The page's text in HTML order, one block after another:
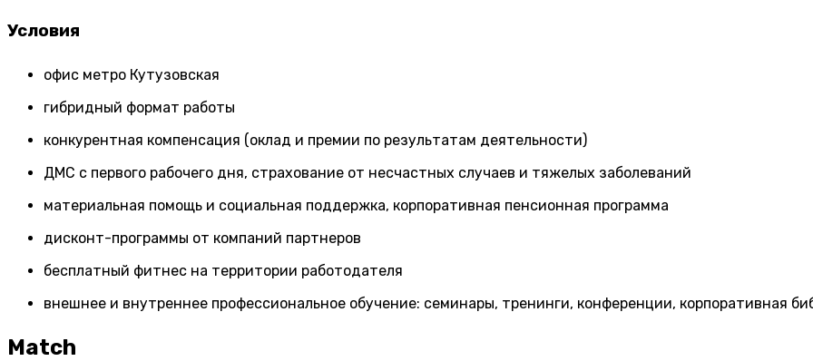
Условия
офис метро Кутузовская
гибридный формат работы
конкурентная компенсация (оклад и премии по результатам деятельности)
ДМС c первого рабочего дня, страхование от несчастных случаев и тяжелых заболеваний
материальная помощь и социальная поддержка, корпоративная пенсионная программа
дисконт-программы от компаний партнеров
бесплатный фитнес на территории работодателя
внешнее и внутреннее профессиональное обучение: семинары, тренинги, конференции, корпоративная
Match